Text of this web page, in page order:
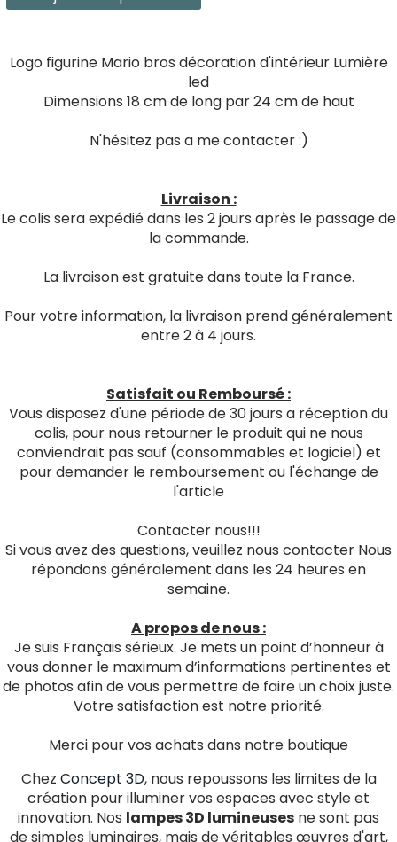
Logo figurine Mario bros décoration d'intérieur Lumière
led
Dimensions 18 cm de long par 24 cm de haut
N'hésitez pas a me contacter :)
Livraison :
Le colis sera expédié dans les 2 jours après le passage de
la commande.
La livraison est gratuite dans toute la France.
Pour votre information, la livraison prend généralement
entre 2 à 4 jours.
Satisfait ou Remboursé :
Vous disposez d'une période de 30 jours a réception du
colis, pour nous retourner le produit qui ne nous
conviendrait pas sauf (consommables et logiciel) et
pour demander le remboursement ou l'échange de
l'article
Contacter nous!!!
Si vous avez des questions, veuillez nous contacter Nous
répondons généralement dans les 24 heures en
semaine.
A propos de nous :
Je suis Français sérieux. Je mets un point d’honneur à
vous donner le maximum d’informations pertinentes et
de photos afin de vous permettre de faire un choix juste.
Votre satisfaction est notre priorité.
Merci pour vos achats dans notre boutique
Chez Concept 3D, nous repoussons les limites de la
création pour illuminer vos espaces avec style et
innovation. Nos lampes 3D lumineuses ne sont pas
de simples luminaires, mais de véritables œuvres d'art,